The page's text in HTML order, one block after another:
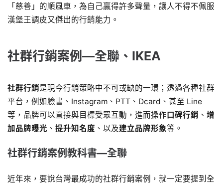
「慈善」的順風車，為自己贏得許多聲量，讓人不得不佩服
漢堡王調皮又傑出的行銷能力。
社群行銷案例―全聯、IKEA
社群行銷是現今行銷策略中不可或缺的一環；透過各種社群
平台，例如臉書、Instagram、PTT、Dcard、甚至 Line
等，品牌可以直接與目標受眾互動，進而操作口碑行銷 、 增
加品牌曝光 、 提升知名度 、以及建立品牌形象等。
社群行銷案例教科書―全聯
近年來，要說台灣最成功的社群行銷案例，就一定要提到全